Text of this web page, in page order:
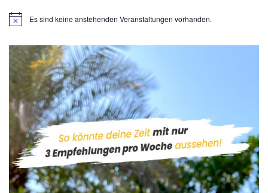
H
w
Es sind keine anstehenden Veranstaltungen vorhanden.